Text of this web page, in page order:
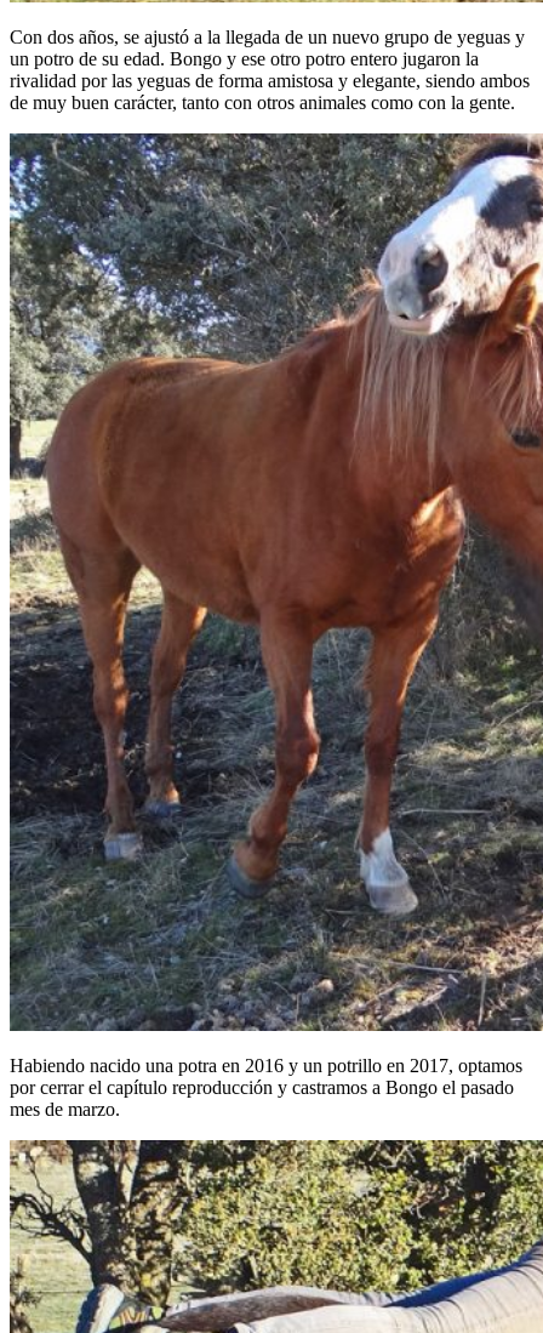
Con dos años, se ajustó a la llegada de un nuevo grupo de yeguas y
un potro de su edad. Bongo y ese otro potro entero jugaron la
rivalidad por las yeguas de forma amistosa y elegante, siendo ambos
de muy buen carácter, tanto con otros animales como con la gente.
Habiendo nacido una potra en 2016 y un potrillo en 2017, optamos
por cerrar el capítulo reproducción y castramos a Bongo el pasado
mes de marzo.